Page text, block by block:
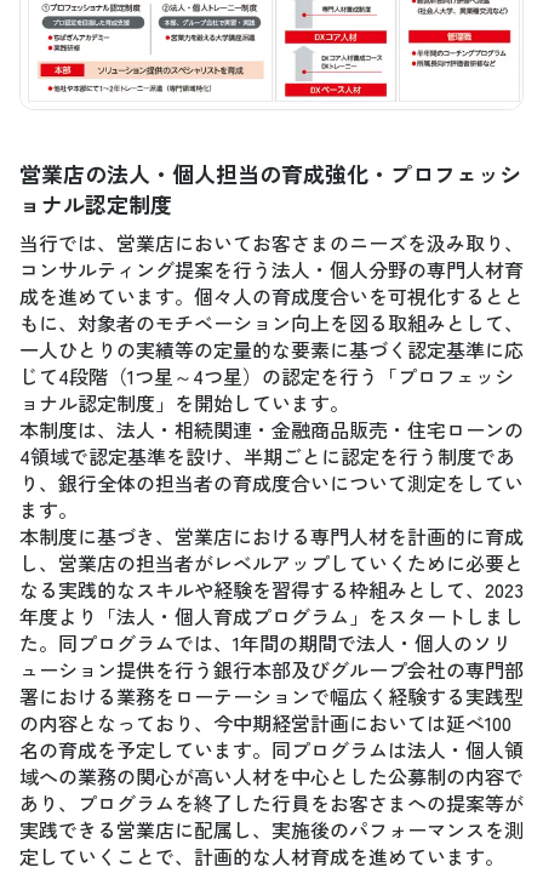
営業店の法人・個人担当の育成強化・プロフェッシ
ョナル認定制度
当行では、営業店においてお客さまのニーズを汲み取り、
コンサルティング提案を行う法人・個人分野の専門人材育
成を進めています。個々人の育成度合いを可視化するとと
もに、対象者のモチベーション向上を図る取組みとして、
一人ひとりの実績等の定量的な要素に基づく認定基準に応
じて4段階（1つ星～4つ星）の認定を行う「プロフェッシ
ョナル認定制度」を開始しています。
本制度は、法人・相続関連・金融商品販売・住宅ローンの
4領域で認定基準を設け、半期ごとに認定を行う制度であ
り、銀行全体の担当者の育成度合いについて測定をしてい
ます。
本制度に基づき、営業店における専門人材を計画的に育成
し、営業店の担当者がレベルアップしていくために必要と
なる実践的なスキルや経験を習得する枠組みとして、2023
年度より「法人・個人育成プログラム」をスタートしまし
た。同プログラムでは、1年間の期間で法人・個人のソリ
ューション提供を行う銀行本部及びグループ会社の専門部
署における業務をローテーションで幅広く経験する実践型
の内容となっており、今中期経営計画においては延べ100
名の育成を予定しています。同プログラムは法人・個人領
域への業務の関心が高い人材を中心とした公募制の内容で
あり、プログラムを終了した行員をお客さまへの提案等が
実践できる営業店に配属し、実施後のパフォーマンスを測
定していくことで、計画的な人材育成を進めています。